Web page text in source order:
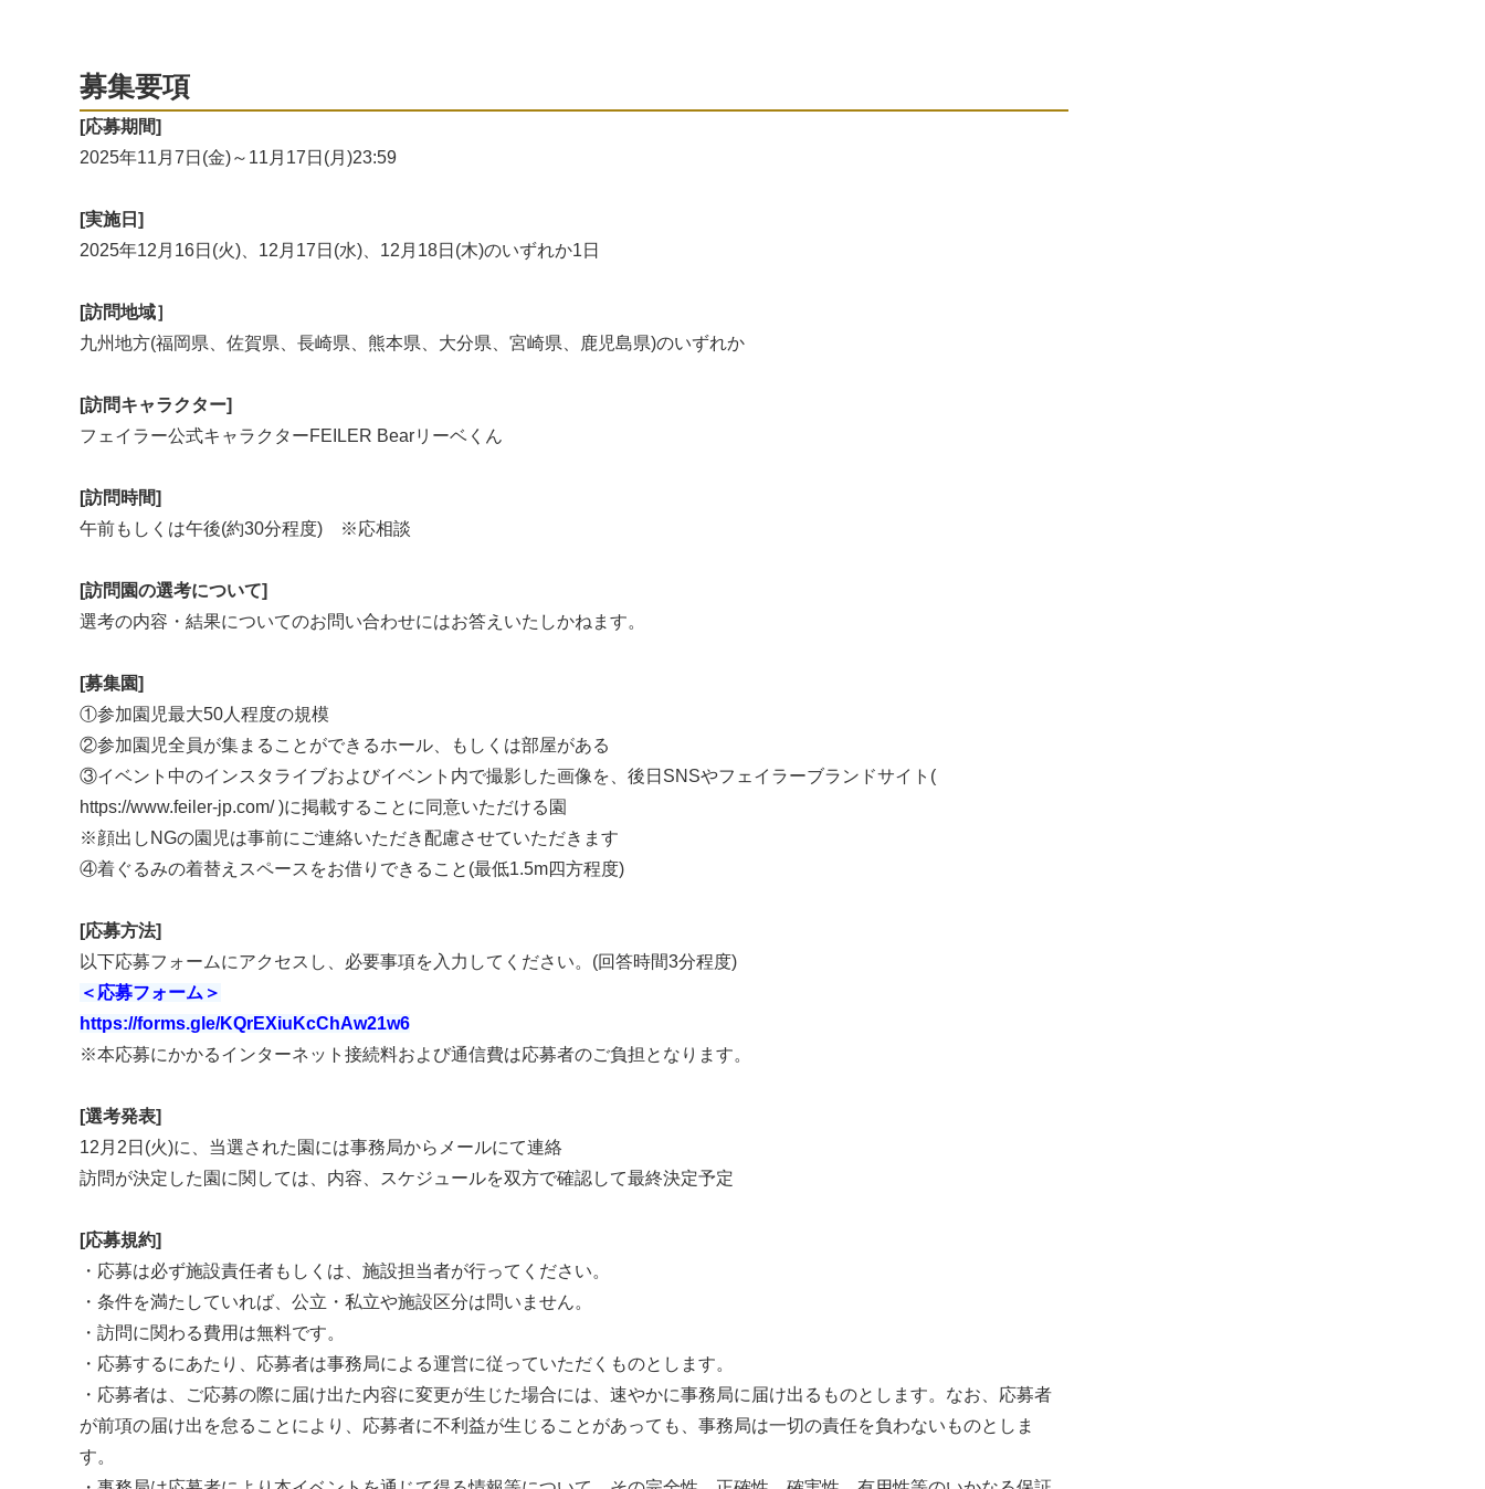
募集要項
[応募期間]
2025年11月7日(金)～11月17日(月)23:59
[実施日]
2025年12月16日(火)、12月17日(水)、12月18日(木)のいずれか1日
[訪問地域］
九州地方(福岡県、佐賀県、長崎県、熊本県、大分県、宮崎県、鹿児島県)のいずれか
[訪問キャラクター]
フェイラー公式キャラクターFEILER Bearリーベくん
[訪問時間]
午前もしくは午後(約30分程度) ※応相談
[訪問園の選考について]
選考の内容・結果についてのお問い合わせにはお答えいたしかねます。
[募集園]
①参加園児最大50人程度の規模
②参加園児全員が集まることができるホール、もしくは部屋がある
③イベント中のインスタライブおよびイベント内で撮影した画像を、後日SNSやフェイラーブランドサイト(
https://www.feiler-jp.com/)に掲載することに同意いただける園
※顔出しNGの園児は事前にご連絡いただき配慮させていただきます
④着ぐるみの着替えスペースをお借りできること(最低1.5m四方程度)
[応募方法]
以下応募フォームにアクセスし、必要事項を入力してください。(回答時間3分程度)
＜応募フォーム＞
https://forms.gle/KQrEXiuKcChAw21w6
※本応募にかかるインターネット接続料および通信費は応募者のご負担となります。
[選考発表]
12月2日(火)に、当選された園には事務局からメールにて連絡
訪問が決定した園に関しては、内容、スケジュールを双方で確認して最終決定予定
[応募規約]
・応募は必ず施設責任者もしくは、施設担当者が行ってください。
・条件を満たしていれば、公立・私立や施設区分は問いません。
・訪問に関わる費用は無料です。
・応募するにあたり、応募者は事務局による運営に従っていただくものとします。
・応募者は、ご応募の際に届け出た内容に変更が生じた場合には、速やかに事務局に届け出るものとします。なお、応募者
が前項の届け出を怠ることにより、応募者に不利益が生じることがあっても、事務局は一切の責任を負わないものとしま
す。